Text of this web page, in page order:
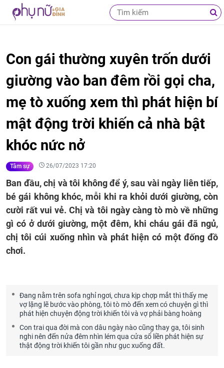
Con gái thường xuyên trốn dưới
giường vào ban đêm rồi gọi cha,
mẹ tò xuống xem thì phát hiện bí
mật động trời khiến cả nhà bật
khóc nức nở
Tâm sự 26/07/2023 17:20
Ban đầu, chị và tôi không để ý, sau vài ngày liên tiếp,
bé gái không khóc, mỗi khi ra khỏi dưới giường, còn
cười rất vui vẻ. Chị và tôi ngày càng tò mò về những
gì có ở dưới giường, một đêm, khi cháu gái đã ngủ,
chị tôi cúi xuống nhìn và phát hiện có một đống đồ
chơi.
Đang nằm trên sofa nghỉ ngơi, chưa kịp chợp mắt thì thấy mẹ
vợ lặng lẽ bước vào phòng, tôi tò mò đến xem có chuyện gì thì
phát hiện chuyện động trời khiến tôi và vợ phải bàng hoàng
Con trai qua đời mà con dâu ngày nào cũng thay ga, tôi sinh
nghi nên đến nửa đêm nhìn lém qua cửa sổ liền phát hiện sự
thật động trời khiến tôi gần như gục xuống đất.